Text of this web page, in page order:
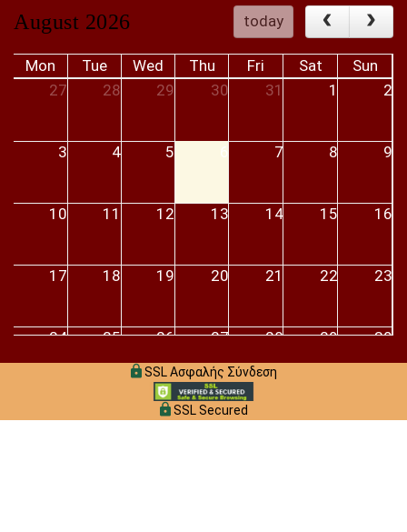
August 2026 today
Mon Tue Wed Thu Fri Sat
Sun
27
28 29 30 31 1 2
3 4 5 6 7 8 9
10 11 12 13 14 15 16
17 18 19 20 21 22 23
24 25 26 27 28 29 30
2 3
SSL Ασφαλής Σύνδεση
SSL Secured